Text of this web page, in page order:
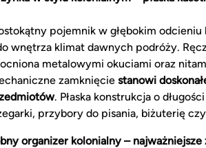
pojemnik w głębokim odcieniu
wnętrza klimat dawnych podróży.
metalowymi okuciami oraz
zamknięcie stanowi
. Płaska konstrukcja o
przybory do pisania, biżuterię
organizer kolonialny – najważniejsze